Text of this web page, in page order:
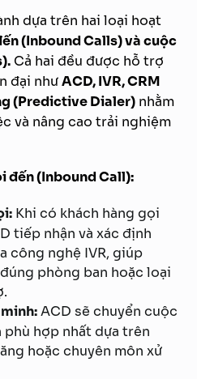
dựa trên hai loại hoạt
(Inbound Calls) và cuộc
Cả hai đều được hỗ trợ
đại nhưACD, IVR, CRM
(Predictive Dialer) nhằm
và nâng cao trải nghiệm
đến (Inbound Call):
Khi có khách hàng gọi
tiếp nhận và xác định
công nghệ IVR, giúp
phòng ban hoặc loại
ACD sẽ chuyển cuộc
hợp nhất dựa trên
hoặc chuyên môn xử